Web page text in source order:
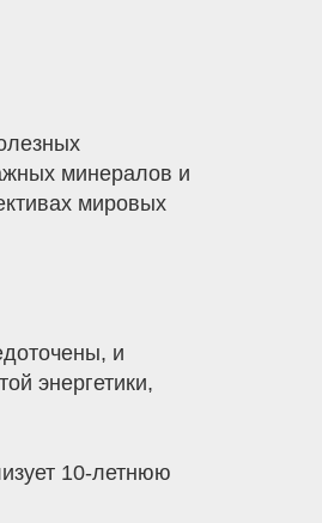
минералов и
мировых
и
энергетики,
10-летнюю